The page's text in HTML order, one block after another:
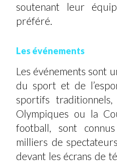
soutenant leur
préféré.
Les événements
Les événements sont
du sport et de
sportifs
Olympiques ou la
football, sont
milliers de
devant les écrans de